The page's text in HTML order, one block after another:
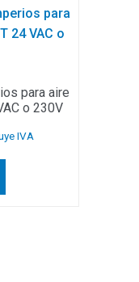
para aire
o 230V
IVA